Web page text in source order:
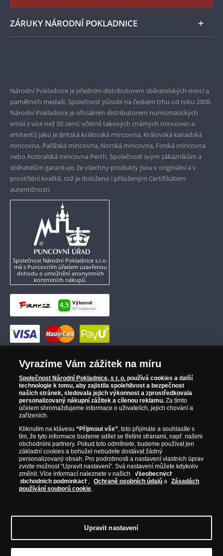
ZÁRUKY NÁRODNÍ POKLADNICE
Garance nejvyšší kvality
Pouze originální produkty
Národní Pokladnice je předním distributorem sběratelských mincí a
pamětních medailí. Společnost působí na českém trhu od roku 2008.
Národní Pokladnice je oficiálním distributorem numismatických
emisí z více než 50 zemí, včetně takových známých mincoven a
emitentů jako je Britská královská mincovna, Královská kanadská
mincovna, Pařížská mincovna, Norská mincovna, Finská mincovna
nebo Australská mincovna Perth. Společnost svým zákazníkům a
sběratelům garantuje, že všechny produkty jsou v originální a v
prvotřídní kvalitě, což je doloženo i přiloženým Certifikátem
autentičnosti.
Společnost Národní Pokladnice s.r.o.
má s Puncovním úřadem uzavřenou
dohodu o umožnění anonymních
kontrolních nákupů.
© Copyright 2026 - Národní Pokladnice, s. r. o.; Karolinská 661/4, 186
00 Praha 8; Tel.: 810 100 500E-mail: info@narodnipokladnice.cz,
www.narodnipokladnice.cz; IČ: 28507622; DIČ: CZ28507622Společnost
Vyrazíme Vám zážitek na míru
Společnost Národní Pokladnice, s r. o. používá cookies a další
technologie k tomu, aby zajistila spolehlivost a bezpečnost
našich stránek, sledovala jejich výkonnost a zprostředkovala
personalizovaný nákupní zážitek a cílenou reklamu. Za tímto
účelem shromažďujeme informace o uživatelích, jejich chování a
zařízeních.
Kliknutím na klávesu“Přijmout vše”, toto přijímáte a souhlasíte s
tím, že tyto informace budeme sdílet se třetími stranami, např. našimi
obchodními partnery. Pokud toto odmítnete, budeme používat jen
základní cookies a bohužel nebudete dostávat žádný
personalizovaný obsah. Pro podrobnosti a nastavení vlastních úprav
zvolte možnost “Upravit nastavení”. Svá nastavení můžete kdykoliv
změnit. Více informací naleznete v našich
Všeobecných
obchodních podmínkách , Ochraně osobních údajů a
Zásadách
používání souborů cookie.
Upravit nastavení